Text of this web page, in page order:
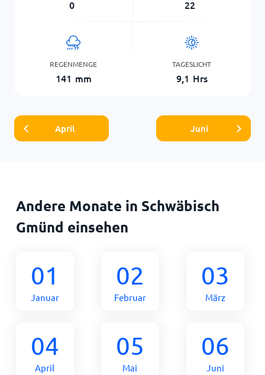
0 22
REGENMENGE
141 mm
TAGESLICHT
9,1 Hrs
April Juni
Andere Monate in Schwäbisch
Gmünd einsehen
01
Januar
02
Februar
03
März
04
April
05
Mai
06
Juni